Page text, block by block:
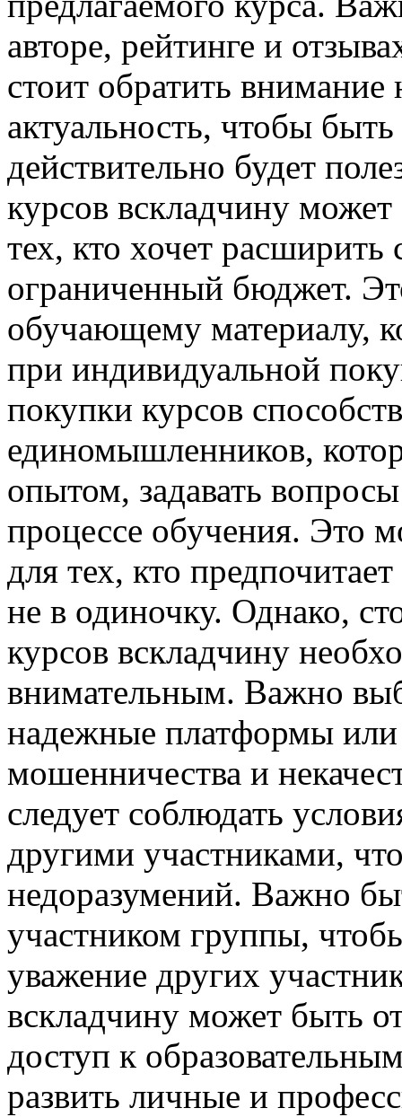
авторе, рейтинге и
стоит обратить внимание
актуальность, чтобы
действительно будет
курсов вскладчину
тех, кто хочет
ограниченный бюджет.
обучающему материалу,
при индивидуальной
покупки курсов
единомышленников,
опытом, задавать
процессе обучения. Это
для тех, кто
не в одиночку. Однако,
курсов вскладчину
внимательным. Важно
надежные платформы
мошенничества и
следует соблюдать
другими участниками,
недоразумений. Важно
участником группы,
уважение других
вскладчину может быть
доступ к
развить личные и